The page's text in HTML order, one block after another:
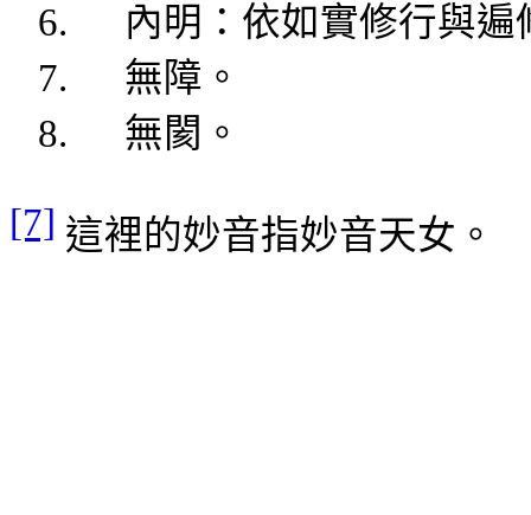
6.
內明：依如實修行與遍
7.
無障 。
8.
無閡 。
[7] 這裡的妙音指妙音天女。